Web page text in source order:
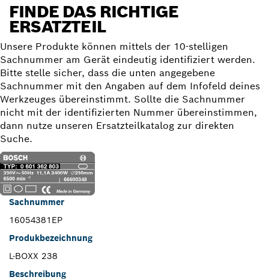
FINDE DAS RICHTIGE
ERSATZTEIL
Unsere Produkte können mittels der 10-stelligen
Sachnummer am Gerät eindeutig identifiziert werden.
Bitte stelle sicher, dass die unten angegebene
Sachnummer mit den Angaben auf dem Infofeld deines
Werkzeuges übereinstimmt. Sollte die Sachnummer
nicht mit der identifizierten Nummer übereinstimmen,
dann nutze unseren Ersatzteilkatalog zur direkten
Suche.
Sachnummer
16054381EP
Produkbezeichnung
L-BOXX 238
Beschreibung